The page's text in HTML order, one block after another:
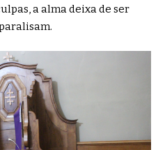
a alma deixa de ser